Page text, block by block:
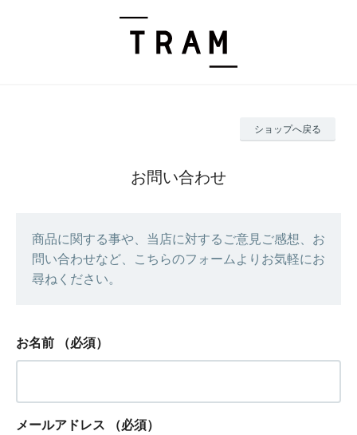
ショップへ戻る
お問い合わせ
商品に関する事や、当店に対するご意見ご感想、お
問い合わせなど、こちらのフォームよりお気軽にお
尋ねください。
お名前 （必須）
メールアドレス （必須）